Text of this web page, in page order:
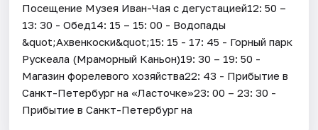
Посещение Музея Иван-Чая с дегустацией12: 50 –
13: 30 - Обед14: 15 – 15: 00 - Водопады
&quot;Ахвенкоски&quot;15: 15 - 17: 45 - Горный парк
Рускеала (Мраморный Каньон)19: 30 – 19: 50 -
Магазин форелевого хозяйства22: 43 - Прибытие в
Санкт-Петербург на «Ласточке»23: 00 – 23: 30 -
Прибытие в Санкт-Петербург на